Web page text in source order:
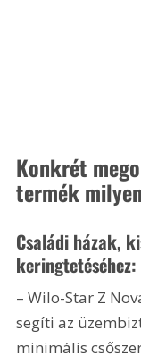
Konkrét
termék
Családi házak,
– Wilo-Star Z
segíti az
minimális